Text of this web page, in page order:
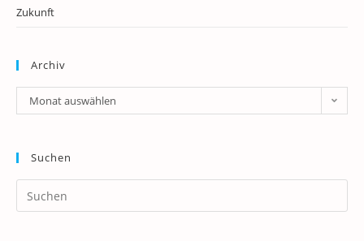
Zukunft
Archiv
Archiv
Monat auswählen
Suchen